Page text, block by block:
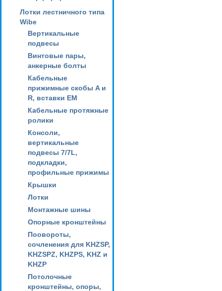
Лотки лестничного типа
Wibe
Вертикальные
подвесы
Винтовые пары,
анкерные болты
Кабельные
прижимные скобы A и
R, вставки EM
Кабельные протяжные
ролики
Консоли,
вертикальные
подвесы 7/7L,
подкладки,
профильные прижимы
Крышки
Лотки
Монтажные шины
Опорные кронштейны
Поовороты,
сочленения для KHZSP,
KHZSPZ, KHZPS, KHZ и
KHZP
Потолочные
кронштейны, опоры,